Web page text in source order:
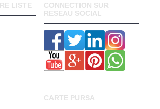
LISTE
CONNECTION SUR
RESEAU SOCIAL
CARTE PURSA